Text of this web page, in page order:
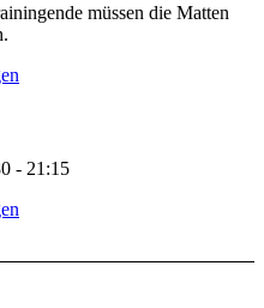
müssen die Matten
- 21:15